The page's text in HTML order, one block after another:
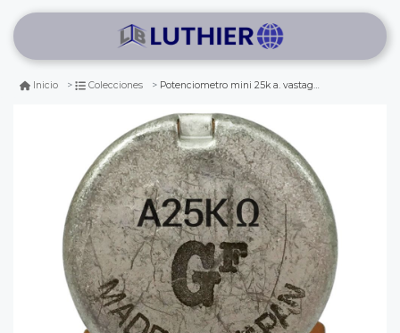
Inicio Colecciones Potenciometro mini 25k a. vastago largo